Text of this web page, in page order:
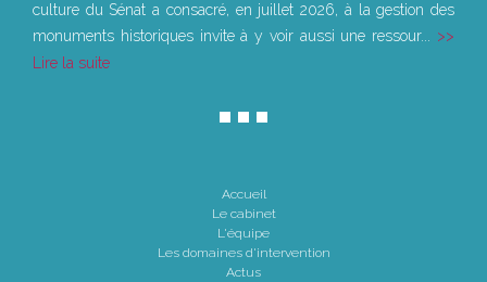
culture du Sénat a consacré, en juillet 2026, à la gestion des
monuments historiques invite à y voir aussi une ressour...
Lire la suite
Accueil
Le cabinet
L'équipe
Les domaines d'intervention
Actus